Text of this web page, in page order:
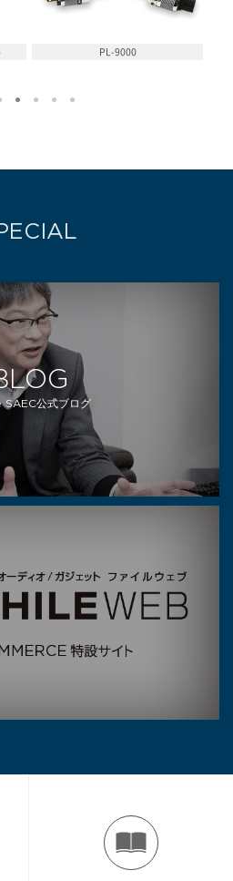
PL-9000
SAEC公式ブログ
COMMERC
サイト